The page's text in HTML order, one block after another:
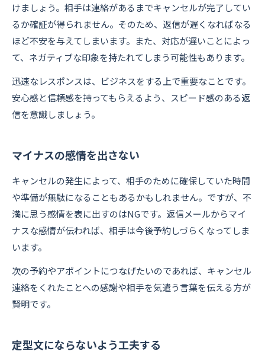
けましょう。相手は連絡があるまでキャンセルが完了してい
るか確証が得られません。そのため、返信が遅くなればなる
ほど不安を与えてしまいます。また、対応が遅いことによっ
て、ネガティブな印象を持たれてしまう可能性もあります。
迅速なレスポンスは、ビジネスをする上で重要なことです。
安心感と信頼感を持ってもらえるよう、スピード感のある返
信を意識しましょう。
マイナスの感情を出さない
キャンセルの発生によって、相手のために確保していた時間
や準備が無駄になることもあるかもしれません。ですが、不
満に思う感情を表に出すのはNGです。返信メールからマイ
ナスな感情が伝われば、相手は今後予約しづらくなってしま
います。
次の予約やアポイントにつなげたいのであれば、キャンセル
連絡をくれたことへの感謝や相手を気遣う言葉を伝える方が
賢明です。
定型文にならないよう工夫する